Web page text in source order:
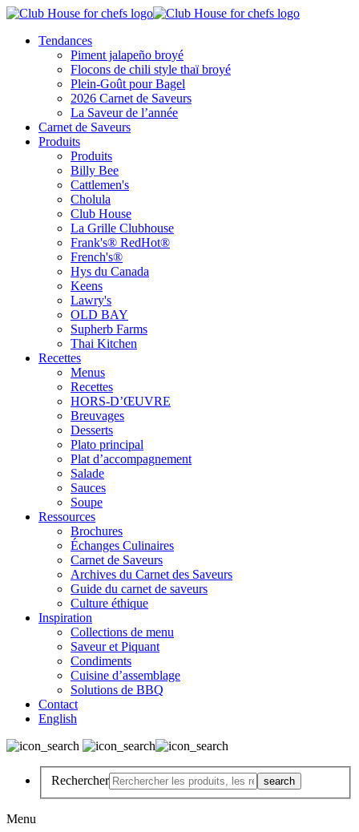
Tendances
Piment jalapeño broyé
Flocons de chili style thaï broyé
Plein-Goût pour Bagel
2026 Carnet de Saveurs
La Saveur de l’année
Carnet de Saveurs
Produits
Produits
Billy Bee
Cattlemen's
Cholula
Club House
La Grille Clubhouse
Frank's® RedHot®
French's®
Hys du Canada
Keens
Lawry's
OLD BAY
Supherb Farms
Thai Kitchen
Recettes
Menus
Recettes
HORS-D’ŒUVRE
Breuvages
Desserts
Plato principal
Plat d’accompagnement
Salade
Sauces
Soupe
Ressources
Brochures
Échanges Culinaires
Carnet de Saveurs
Archives du Carnet des Saveurs
Guide du carnet de saveurs
Culture éthique
Inspiration
Collections de menu
Saveur et Piquant
Condiments
Cuisine d’assemblage
Solutions de BBQ
Contact
English
Rechercher
Menu